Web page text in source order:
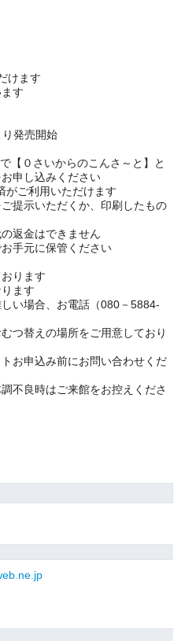
けます
す
発売開始
【０さいからのこんさ～と】と
申し込みください
がご利用いただけます
提示いただくか、印刷したもの
返金はできません
手元に保管ください
ります
ます
い場合、お電話（080－5884-
つ替えの場所をご用意しており
お申込み前にお問い合わせくだ
不良時はご来館をお控えくださ